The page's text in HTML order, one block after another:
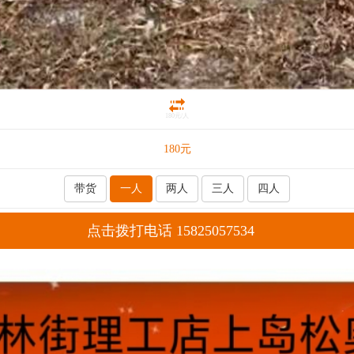
180元/人
180元
带货 一人 两人 三人 四人
点击拨打电话 15825057534